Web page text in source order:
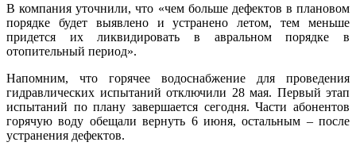
В компания уточнили, что «чем больше дефектов в плановом
порядке будет выявлено и устранено летом, тем меньше
придется их ликвидировать в авральном порядке в
отопительный период».
Напомним, что горячее водоснабжение для проведения
гидравлических испытаний отключили 28 мая. Первый этап
испытаний по плану завершается сегодня. Части абонентов
горячую воду обещали вернуть 6 июня, остальным – после
устранения дефектов.